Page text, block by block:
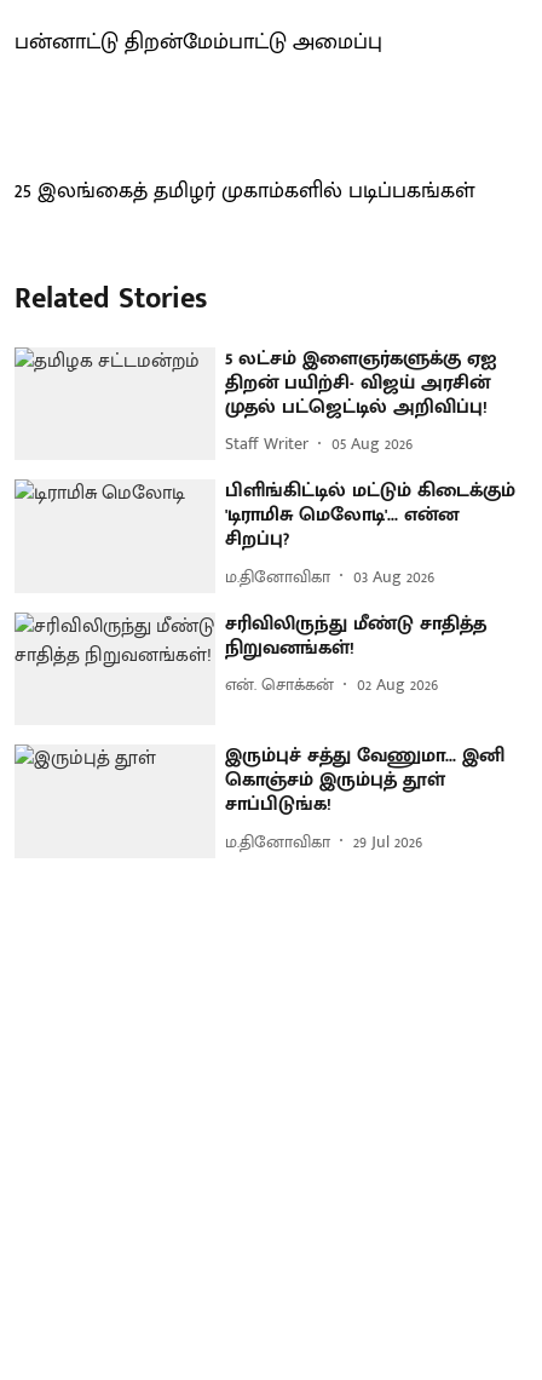
பன்னாட்டு திறன்மேம்பாட்டு அமைப்பு
25 இலங்கைத் தமிழர் முகாம்களில் படிப்பகங்கள்
Related Stories
5 லட்சம் இளைஞர்களுக்கு ஏஐ
திறன் பயிற்சி- விஜய் அரசின்
முதல் பட்ஜெட்டில் அறிவிப்பு!
Staff Writer 05 Aug 2026
பிளிங்கிட்டில் மட்டும் கிடைக்கும்
'டிராமிசு மெலோடி'... என்ன
சிறப்பு?
ம.தினோவிகா 03 Aug 2026
சரிவிலிருந்து மீண்டு சாதித்த
நிறுவனங்கள்!
என். சொக்கன் 02 Aug 2026
இரும்புச் சத்து வேணுமா... இனி
கொஞ்சம் இரும்புத் தூள்
சாப்பிடுங்க!
ம.தினோவிகா 29 Jul 2026